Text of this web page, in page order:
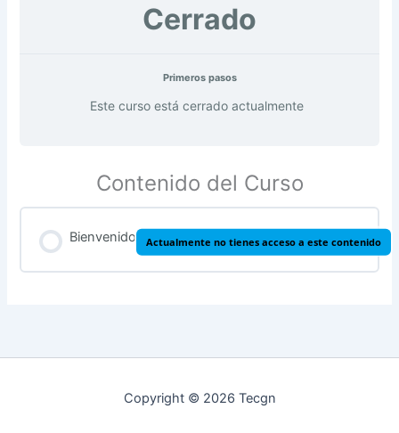
Cerrado
Primeros pasos
Este curso está cerrado actualmente
Contenido del Curso
Bienvenido Actualmente no tienes acceso a este contenido
Copyright © 2026 Tecgn